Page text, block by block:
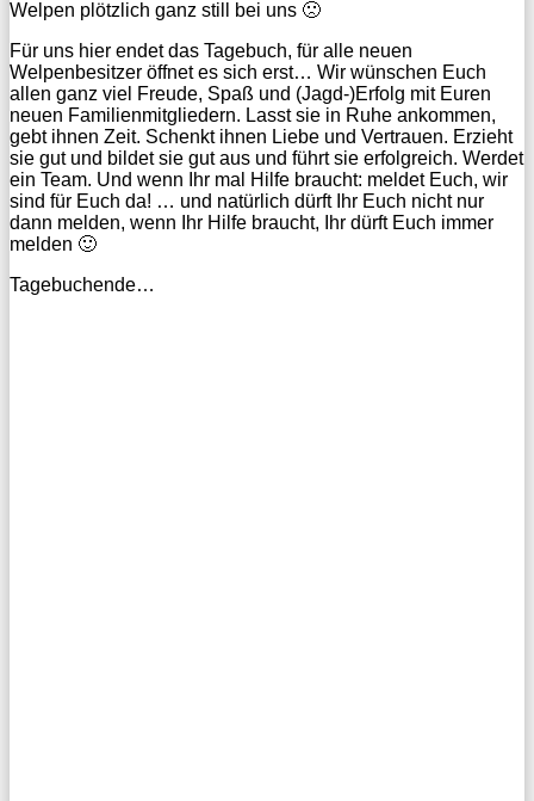
Welpen plötzlich ganz still bei uns 🙁
Für uns hier endet das Tagebuch, für alle neuen
Welpenbesitzer öffnet es sich erst… Wir wünschen Euch
allen ganz viel Freude, Spaß und (Jagd-)Erfolg mit Euren
neuen Familienmitgliedern. Lasst sie in Ruhe ankommen,
gebt ihnen Zeit. Schenkt ihnen Liebe und Vertrauen. Erzieht
sie gut und bildet sie gut aus und führt sie erfolgreich. Werdet
ein Team. Und wenn Ihr mal Hilfe braucht: meldet Euch, wir
sind für Euch da! … und natürlich dürft Ihr Euch nicht nur
dann melden, wenn Ihr Hilfe braucht, Ihr dürft Euch immer
melden 🙂
Tagebuchende…